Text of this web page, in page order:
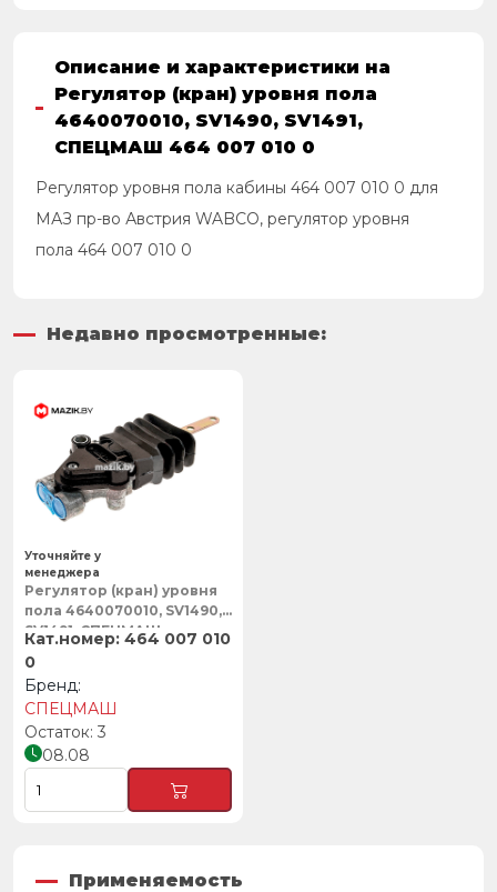
Описание и характеристики на
Регулятор (кран) уровня пола
4640070010, SV1490, SV1491,
СПЕЦМАШ 464 007 010 0
Регулятор уровня пола кабины 464 007 010 0 для
МАЗ пр-во Австрия WABCO, регулятор уровня
пола 464 007 010 0
Недавно просмотренные:
Регулятор (кран) уровня
пола 4640070010, SV1490,
SV1491, СПЕЦМАШ464 007 010
0
СПЕЦМАШ
3
08.08
Уточняйте у
менеджера
Применяемость